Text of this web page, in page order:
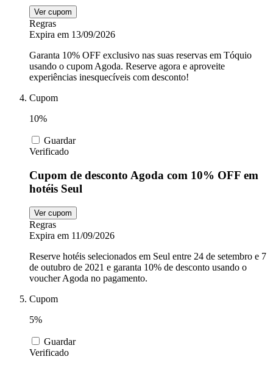
Ver cupom
Regras
Expira em 13/09/2026
Garanta 10% OFF exclusivo nas suas reservas em Tóquio
usando o cupom Agoda. Reserve agora e aproveite
experiências inesquecíveis com desconto!
Cupom
10%
Guardar
Verificado
Cupom de desconto Agoda com 10% OFF em
hotéis Seul
Ver cupom
Regras
Expira em 11/09/2026
Reserve hotéis selecionados em Seul entre 24 de setembro e 7
de outubro de 2021 e garanta 10% de desconto usando o
voucher Agoda no pagamento.
Cupom
5%
Guardar
Verificado